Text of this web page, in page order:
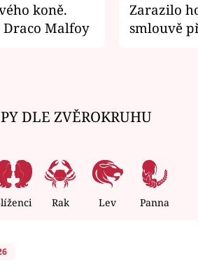
koně.
Draco Malfoy
Zarazilo
smlouvě
DLE ZVĚROKRUHU
Rak Lev Panna